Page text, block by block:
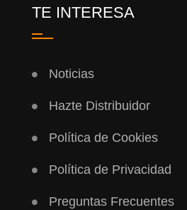
TE INTERESA
Noticias
Hazte Distribuidor
Política de Cookies
Política de Privacidad
Preguntas Frecuentes